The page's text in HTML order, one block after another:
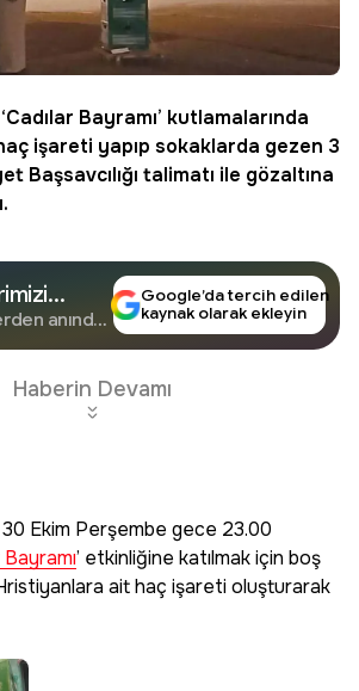
Cadılar Bayramı’ kutlamalarında
işareti yapıp sokaklarda gezen 3
Başsavcılığı talimatı ile gözaltına
Takip
anında
Google’da tercih edilen
kaynak olarak ekleyin
Haberin Devamı
30 Ekim Perşembe gece 23.00
Bayramı’ etkinliğine katılmak için boş
ait haç işareti oluşturarak